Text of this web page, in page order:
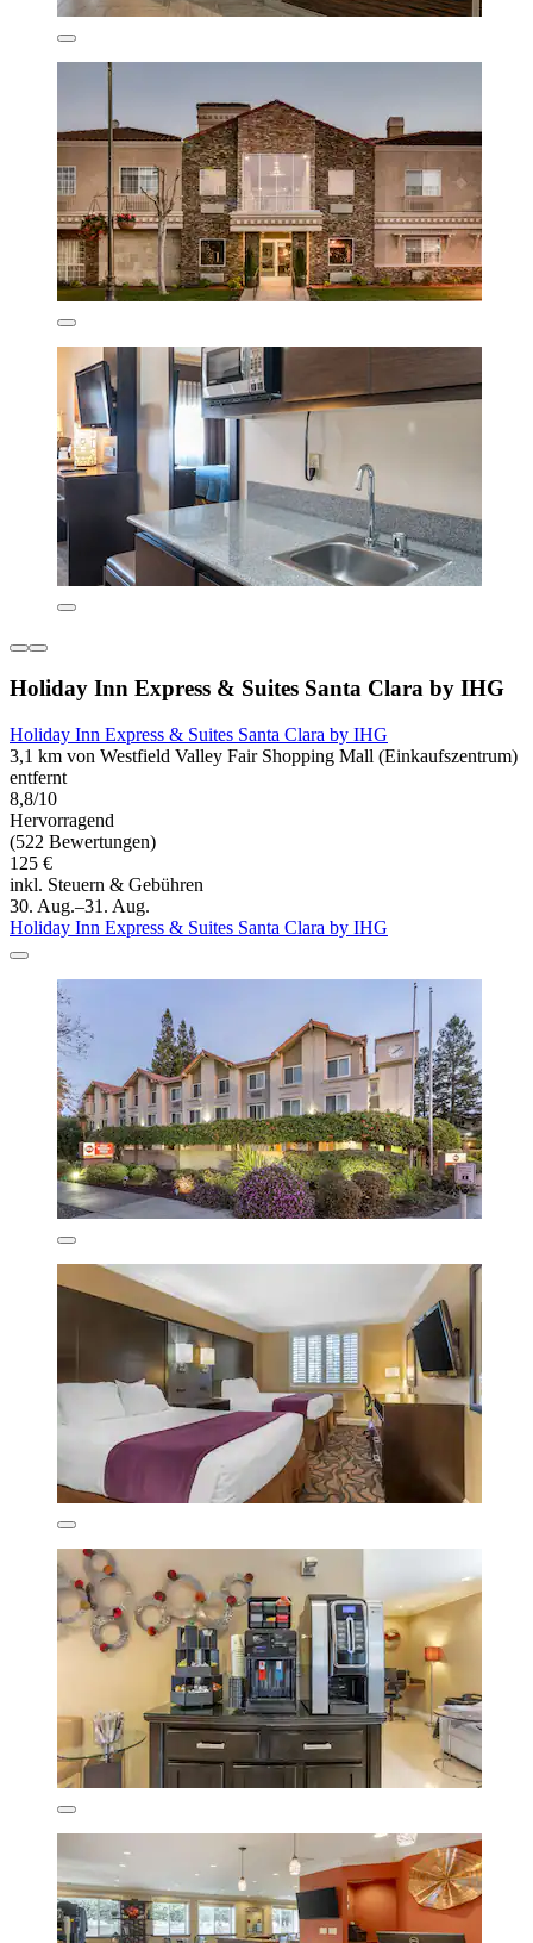
Holiday Inn Express & Suites Santa Clara by IHG
Holiday Inn Express & Suites Santa Clara by IHG
3,1 km von Westfield Valley Fair Shopping Mall (Einkaufszentrum)
entfernt
8,8/10
Hervorragend
(522 Bewertungen)
125 €
inkl. Steuern & Gebühren
30. Aug.–31. Aug.
Holiday Inn Express & Suites Santa Clara by IHG